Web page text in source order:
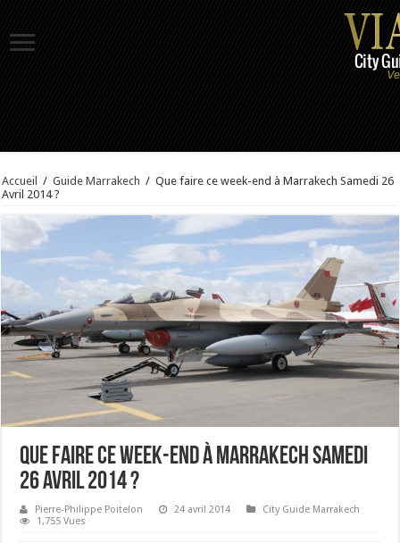
Accueil / Guide Marrakech / Que faire ce week-end à Marrakech Samedi 26
Avril 2014 ?
Que faire ce week-end à Marrakech Samedi
26 Avril 2014 ?
Pierre-Philippe Poitelon 24 avril 2014
City Guide Marrakech
1,755 Vues